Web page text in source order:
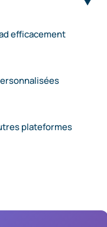
efficacement
plateformes